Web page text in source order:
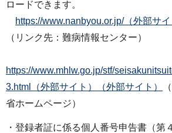
ロードできます。
https://www.nanbyou.or.jp/（外部サ
（リンク先：難病情報センター）
https://www.mhlw.go.jp/stf/
3.html（外部サイト）（外部サイト）
省ホームページ）
・登録者証に係る個人番号申告書（第